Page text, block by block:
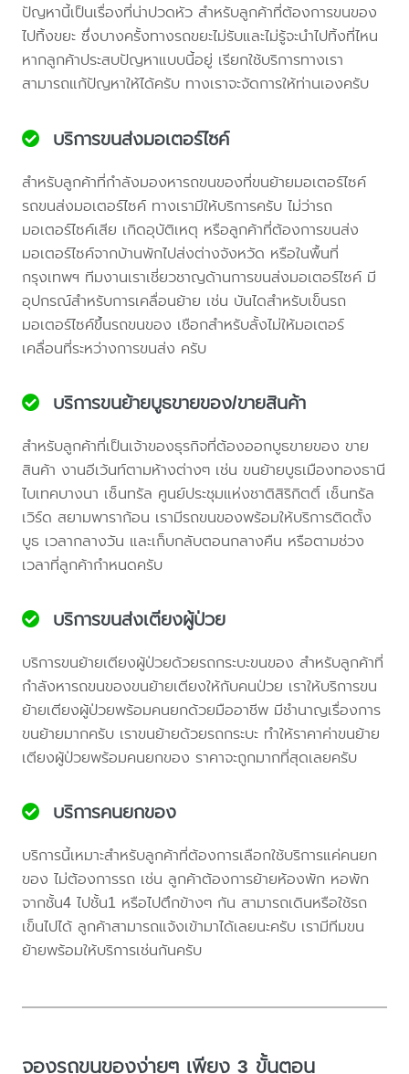
ปัญหานี้เป็นเรื่องที่น่าปวดหัว สำหรับลูกค้าที่ต้องการขนของ
ไปทิ้งขยะ ซึ่งบางครั้งทางรถขยะไม่รับและไม่รู้จะนำไปทิ้งที่ไหน
หากลูกค้าประสบปัญหาแบบนี้อยู่ เรียกใช้บริการทางเรา
สามารถแก้ปัญหาให้ได้ครับ ทางเราจะจัดการให้ท่านเองครับ
บริการขนส่งมอเตอร์ไซค์
สำหรับลูกค้าที่กำลังมองหารถขนของที่ขนย้ายมอเตอร์ไซค์
รถขนส่งมอเตอร์ไซค์ ทางเรามีให้บริการครับ ไม่ว่ารถ
มอเตอร์ไซค์เสีย เกิดอุบัติเหตุ หรือลูกค้าที่ต้องการขนส่ง
มอเตอร์ไซค์จากบ้านพักไปส่งต่างจังหวัด หรือในพื้นที่
กรุงเทพฯ ทีมงานเราเชี่ยวชาญด้านการขนส่งมอเตอร์ไซค์ มี
อุปกรณ์สำหรับการเคลื่อนย้าย เช่น บันไดสำหรับเข็นรถ
มอเตอร์ไซค์ขึ้นรถขนของ เชือกสำหรับลั้งไม่ให้มอเตอร์
เคลื่อนที่ระหว่างการขนส่ง ครับ
บริการขนย้ายบูธขายของ/ขายสินค้า
สำหรับลูกค้าที่เป็นเจ้าของธุรกิจที่ต้องออกบูธขายของ ขาย
สินค้า งานอีเว้นท์ตามห้างต่างๆ เช่น ขนย้ายบูธเมืองทองธานี
ไบเทคบางนา เซ็นทรัล ศูนย์ประชุมแห่งชาติสิริกิตติ์ เซ็นทรัล
เวิร์ด สยามพาราก้อน เรามีรถขนของพร้อมให้บริการติดตั้ง
บูธ เวลากลางวัน และเก็บกลับตอนกลางคืน หรือตามช่วง
เวลาที่ลูกค้ากำหนดครับ
บริการขนส่งเตียงผู้ป่วย
บริการขนย้ายเตียงผู้ป่วยด้วยรถกระบะขนของ สำหรับลูกค้าที่
กำลังหารถขนของขนย้ายเตียงให้กับคนป่วย เราให้บริการขน
ย้ายเตียงผู้ป่วยพร้อมคนยกด้วยมืออาชีพ มีชำนาญเรื่องการ
ขนย้ายมากครับ เราขนย้ายด้วยรถกระบะ ทำให้ราคาค่าขนย้าย
เตียงผู้ป่วยพร้อมคนยกของ ราคาจะถูกมากที่สุดเลยครับ
บริการคนยกของ
บริการนี้เหมาะสำหรับลูกค้าที่ต้องการเลือกใช้บริการแค่คนยก
ของ ไม่ต้องการรถ เช่น ลูกค้าต้องการย้ายห้องพัก หอพัก
จากชั้น4 ไปชั้น1 หรือไปตึกข้างๆ กัน สามารถเดินหรือใช้รถ
เข็นไปได้ ลูกค้าสามารถแจ้งเข้ามาได้เลยนะครับ เรามีทีมขน
ย้ายพร้อมให้บริการเช่นกันครับ
จองรถขนของง่ายๆ เพียง 3 ขั้นตอน